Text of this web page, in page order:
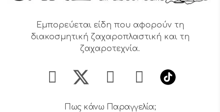
Εμπορεύεται είδη που αφορούν τη
διακοσμητική ζαχαροπλαστική και τη
ζαχαροτεχνία.
Πως κάνω Παραγγελία;